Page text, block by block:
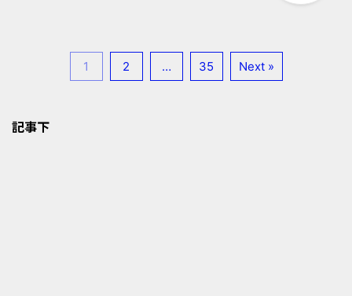
1 2 … 35 Next »
記事下